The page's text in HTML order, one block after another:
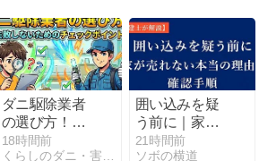
ダニ駆除業者
の選び方！失
敗しないため
のチェックポ
18時間前
くらしのダニ・害虫駆除対策
囲い込みを疑
う前に｜家が
売れない本当
の理由と確認
21時間前
ソボの横道